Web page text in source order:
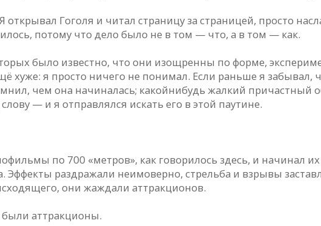
открывал Гоголя и читал страницу за страницей, просто
потому что дело было не в том — что, а в том — как.
было известно, что они изощренны по форме,
хуже: я просто ничего не понимал. Если раньше я забывал,
чем она начиналась; какой­нибудь жалкий причастный
— и я отправлялся искать его в этой паутине.
по 700 «метров», как говорилось здесь, и начинал
Эффекты раздражали неимоверно, стрельба и взрывы
они жаждали аттракционов.
аттракционы.